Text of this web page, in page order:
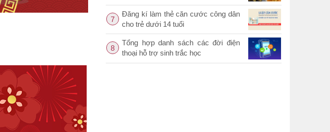
7
Đăng kí làm thẻ căn cước công dân
cho trẻ dưới 14 tuổi
8
Tổng hợp danh sách các đời điện
thoại hỗ trợ sinh trắc học